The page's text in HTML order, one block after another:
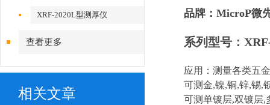
XRF-2020L型测厚仪
查看更多
相关文章
品牌：MicroP微
系列型号：
应用：测量各类五
可测金,镍,铜,锌,锡,
可测单镀层,双镀层,